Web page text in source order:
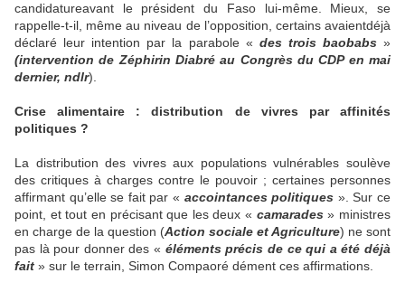
candidatureavant le président du Faso lui-même. Mieux, se
rappelle-t-il, même au niveau de l’opposition, certains avaientdéjà
déclaré leur intention par la parabole « des trois baobabs»
(intervention de Zéphirin Diabré au Congrès du CDP en mai
dernier, ndlr).
Crise alimentaire : distribution de vivres par affinités
politiques ?
La distribution des vivres aux populations vulnérables soulève
des critiques à charges contre le pouvoir ; certaines personnes
affirmant qu’elle se fait par « accointances politiques ». Sur ce
point, et tout en précisant que les deux « camarades» ministres
en charge de la question (Action sociale et Agriculture) ne sont
pas là pour donner des « éléments précis de ce qui a été déjà
fait » sur le terrain, Simon Compaoré dément ces affirmations.